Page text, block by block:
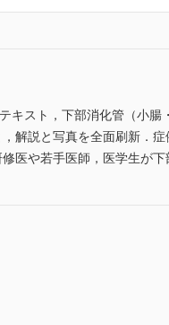
キスト，下部消化管（小
解説と写真を全面刷新．
医や若手医師，医学生が